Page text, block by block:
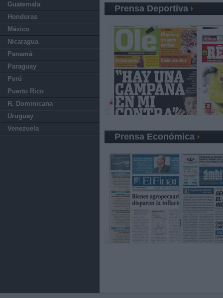
Guatemala
Honduras
México
Nicaragua
Panamá
Paraguay
Perú
Puerto Rico
R. Dominicana
Uruguay
Venezuela
Prensa Deportiva
Prensa Económica